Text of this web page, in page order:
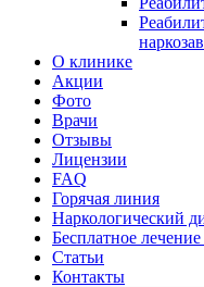
О клинике
Акции
Фото
Врачи
Отзывы
Лицензии
FAQ
Горячая линия
Наркологический
Бесплатное
Статьи
Контакты